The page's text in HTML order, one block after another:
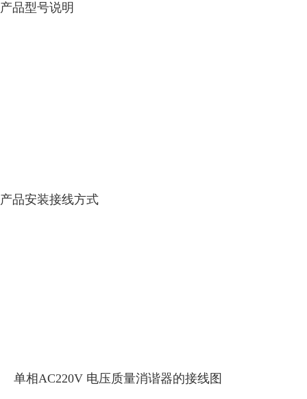
产品型号说明
产品安装接线方式
单相AC220V 电压质量消谐器的接线图